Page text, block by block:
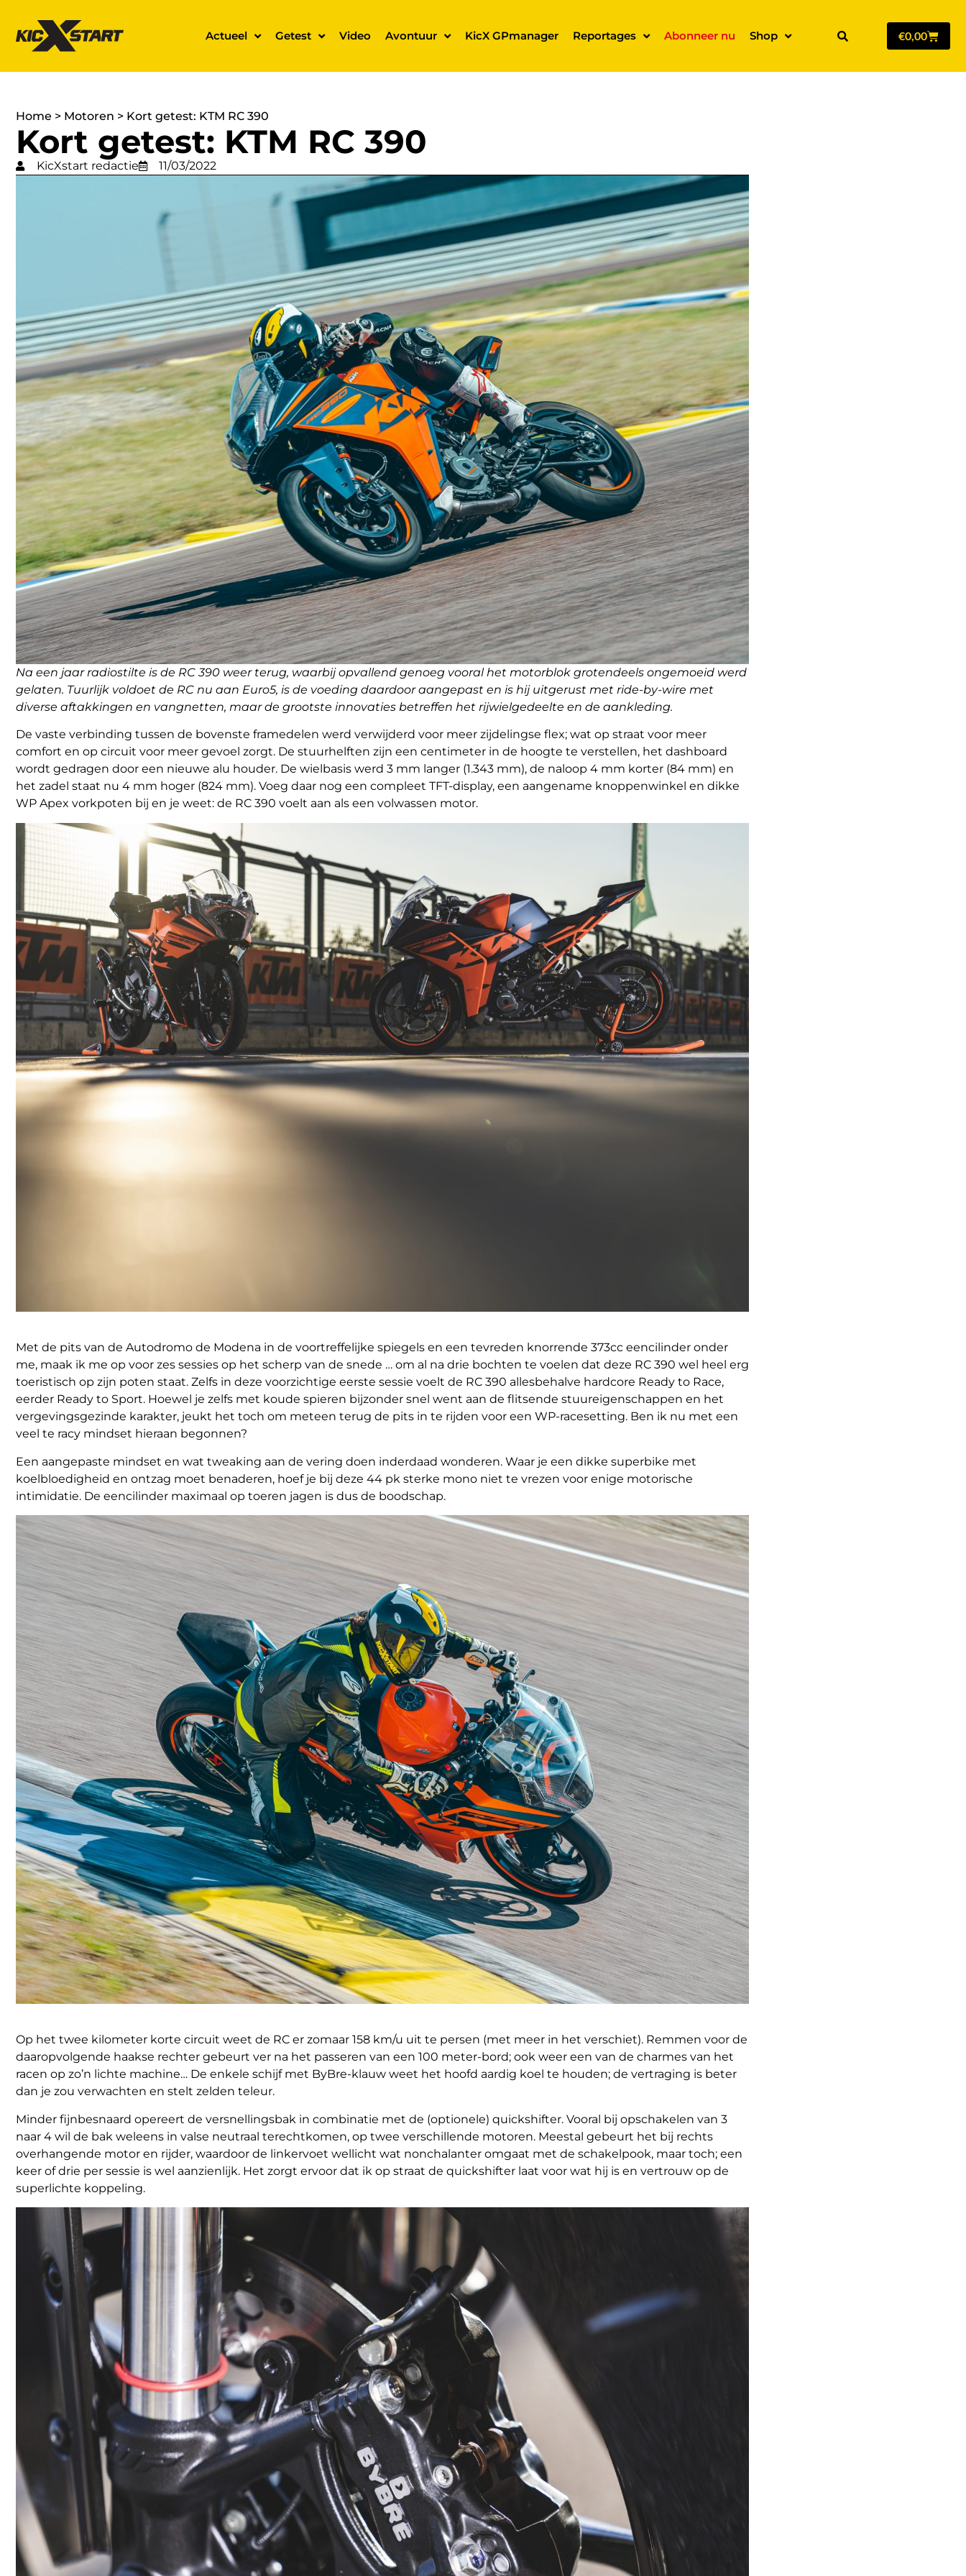
Actueel Getest Video Avontuur KicX GPmanager Reportages Abonneer nu Shop €0,00
Home > Motoren > Kort getest: KTM RC 390
Kort getest: KTM RC 390
KicXstart redactie 11/03/2022
Na een jaar radiostilte is de RC 390 weer terug, waarbij opvallend genoeg vooral het motorblok grotendeels ongemoeid werd
gelaten. Tuurlijk voldoet de RC nu aan Euro5, is de voeding daardoor aangepast en is hij uitgerust met ride-by-wire met
diverse aftakkingen en vangnetten, maar de grootste innovaties betreffen het rijwielgedeelte en de aankleding.
De vaste verbinding tussen de bovenste framedelen werd verwijderd voor meer zijdelingse flex; wat op straat voor meer
comfort en op circuit voor meer gevoel zorgt. De stuurhelften zijn een centimeter in de hoogte te verstellen, het dashboard
wordt gedragen door een nieuwe alu houder. De wielbasis werd 3 mm langer (1.343 mm), de naloop 4 mm korter (84 mm) en
het zadel staat nu 4 mm hoger (824 mm). Voeg daar nog een compleet TFT-display, een aangename knoppenwinkel en dikke
WP Apex vorkpoten bij en je weet: de RC 390 voelt aan als een volwassen motor.
Met de pits van de Autodromo de Modena in de voortreffelijke spiegels en een tevreden knorrende 373cc eencilinder onder
me, maak ik me op voor zes sessies op het scherp van de snede … om al na drie bochten te voelen dat deze RC 390 wel heel erg
toeristisch op zijn poten staat. Zelfs in deze voorzichtige eerste sessie voelt de RC 390 allesbehalve hardcore Ready to Race,
eerder Ready to Sport. Hoewel je zelfs met koude spieren bijzonder snel went aan de flitsende stuureigenschappen en het
vergevingsgezinde karakter, jeukt het toch om meteen terug de pits in te rijden voor een WP-racesetting. Ben ik nu met een
veel te racy mindset hieraan begonnen?
Een aangepaste mindset en wat tweaking aan de vering doen inderdaad wonderen. Waar je een dikke superbike met
koelbloedigheid en ontzag moet benaderen, hoef je bij deze 44 pk sterke mono niet te vrezen voor enige motorische
intimidatie. De eencilinder maximaal op toeren jagen is dus de boodschap.
Op het twee kilometer korte circuit weet de RC er zomaar 158 km/u uit te persen (met meer in het verschiet). Remmen voor de
daaropvolgende haakse rechter gebeurt ver na het passeren van een 100 meter-bord; ook weer een van de charmes van het
racen op zo’n lichte machine… De enkele schijf met ByBre-klauw weet het hoofd aardig koel te houden; de vertraging is beter
dan je zou verwachten en stelt zelden teleur.
Minder fijnbesnaard opereert de versnellingsbak in combinatie met de (optionele) quickshifter. Vooral bij opschakelen van 3
naar 4 wil de bak weleens in valse neutraal terechtkomen, op twee verschillende motoren. Meestal gebeurt het bij rechts
overhangende motor en rijder, waardoor de linkervoet wellicht wat nonchalanter omgaat met de schakelpook, maar toch; een
keer of drie per sessie is wel aanzienlijk. Het zorgt ervoor dat ik op straat de quickshifter laat voor wat hij is en vertrouw op de
superlichte koppeling.